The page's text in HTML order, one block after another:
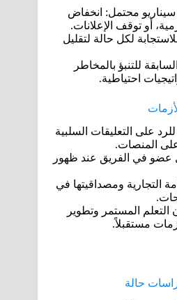
محتمل: انخفاض
أو توقف الإعلانات.
لكل حالة لتقليل
للتنبؤ بالمخاطر
احتياطية.
على التعليقات السلبية
المنصات.
عضو في الفريق عند ظهور
التجارية ومصداقيتها في
المستمر وتطوير
مستقبلاً.
حالة